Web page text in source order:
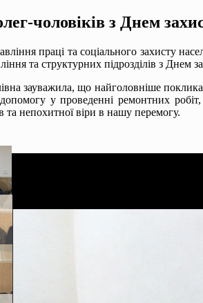
чоловіків з Днем
праці та соціального захисту
та структурних підрозділів з
що найголовніше
у проведенні ремонтних
та непохитної віри в нашу перемогу.